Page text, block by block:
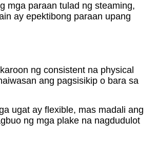
mga paraan tulad ng steaming,
ay epektibong paraan upang
ng consistent na physical
ang pagsisikip o bara sa
ugat ay flexible, mas madali ang
ng mga plake na nagdudulot